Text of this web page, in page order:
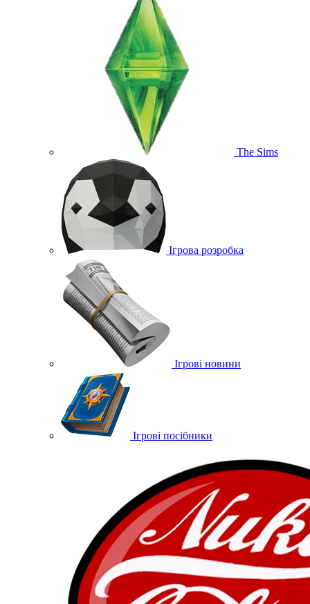
The Sims
Ігрова розробка
Ігрові новини
Ігрові посібники